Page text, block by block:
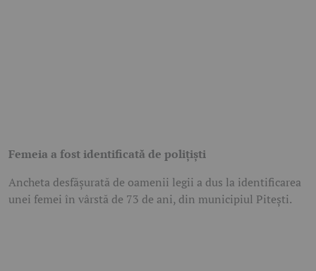
Femeia a fost identificată de polițiști
Ancheta desfășurată de oamenii legii a dus la identificarea
unei femei în vârstă de 73 de ani, din municipiul Pitești.